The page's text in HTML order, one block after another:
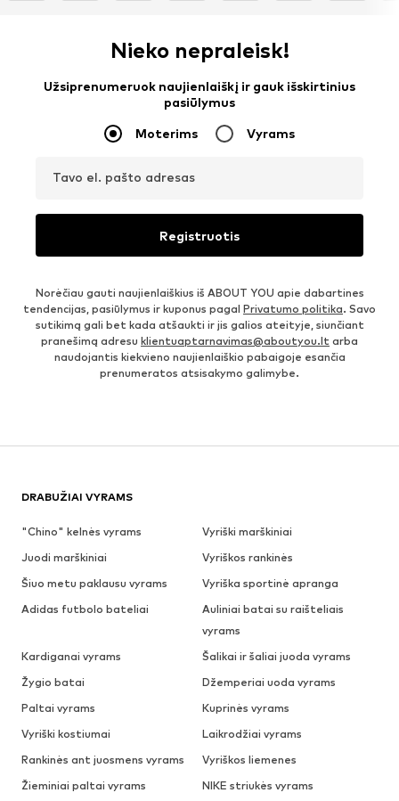
Nieko nepraleisk!
Užsiprenumeruok naujienlaiškį ir gauk išskirtinius
pasiūlymus
Moterims Vyrams
Tavo el. pašto adresas
Registruotis
Norėčiau gauti naujienlaiškius iš ABOUT YOU apie dabartines
tendencijas, pasiūlymus ir kuponus pagal Privatumo politika. Savo
sutikimą gali bet kada atšaukti ir jis galios ateityje, siunčiant
pranešimą adresu klientuaptarnavimas@aboutyou.lt arba
naudojantis kiekvieno naujienlaiškio pabaigoje esančia
prenumeratos atsisakymo galimybe.
DRABUŽIAI VYRAMS
"Chino" kelnės vyrams
Vyriški marškiniai
Juodi marškiniai
Vyriškos rankinės
Šiuo metu paklausu vyrams
Vyriška sportinė apranga
Adidas futbolo bateliai
Auliniai batai su raišteliais
vyrams
Kardiganai vyrams
Šalikai ir šaliai juoda vyrams
Žygio batai
Džemperiai uoda vyrams
Paltai vyrams
Kuprinės vyrams
Vyriški kostiumai
Laikrodžiai vyrams
Rankinės ant juosmens vyrams
Vyriškos liemenes
Žieminiai paltai vyrams
NIKE striukės vyrams